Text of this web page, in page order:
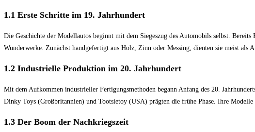
1.1 Erste Schritte im 19. Jahrhundert
Die Geschichte der Modellautos beginnt mit dem Siegeszug des Automobils selbst.
Wunderwerke. Zunächst handgefertigt aus Holz, Zinn oder Messing, dienten sie meist als
1.2 Industrielle Produktion im 20. Jahrhundert
Mit dem Aufkommen industrieller Fertigungsmethoden begann Anfang des 20.
Dinky Toys (Großbritannien) und Tootsietoy (USA) prägten die frühe Phase. Ihre
1.3 Der Boom der Nachkriegszeit